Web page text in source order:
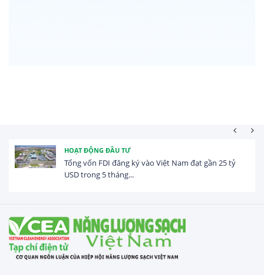
HOẠT ĐỘNG ĐẦU TƯ
Tổng vốn FDI đăng ký vào Việt Nam đạt gần 25 tỷ
USD trong 5 tháng...